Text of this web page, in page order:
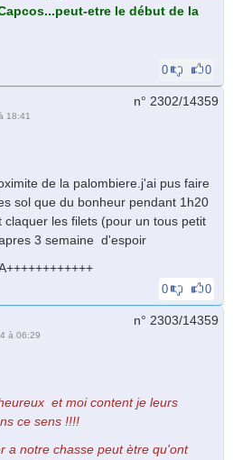
etre le début de la
0 0
18:41
n° 2302/14359
de la palombiere.j'ai pus faire
sol que du bonheur pendant 1h20
claquer les filets (pour un tous petit
3 semaine d'espoir
0 0
à 06:29
n° 2303/14359
et moi content je leurs
ce sens !!!!
a notre chasse peut ètre qu'ont